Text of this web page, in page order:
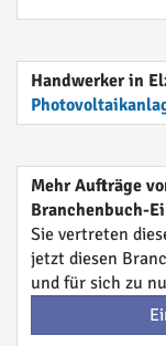
Handwerker in
Mehr Aufträge
Branchenbuch-
Sie vertreten
jetzt diesen
und für sich zu